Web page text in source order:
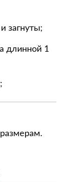
загнуты​;
длинной 1